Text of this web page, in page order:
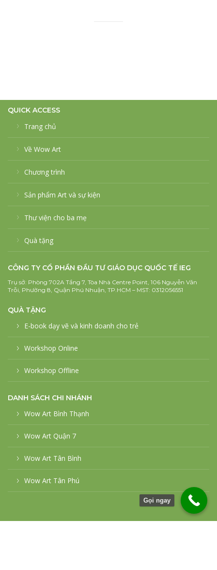
QUICK ACCESS
Trang chủ
Về Wow Art
Chương trình
Sản phẩm Art và sự kiện
Thư viện cho ba mẹ
Quà tặng
CÔNG TY CỔ PHẦN ĐẦU TƯ GIÁO DỤC QUỐC TẾ IEG
Trụ sở: Phòng 702A Tầng 7, Tòa Nhà Centre Point, 106 Nguyễn Văn
Trỗi, Phường 8, Quận Phú Nhuận, TP.HCM – MST: 0312056551
QUÀ TẶNG
E-book dạy vẽ và kinh doanh cho trẻ
Workshop Online
Workshop Offline
DANH SÁCH CHI NHÁNH
Wow Art Bình Thạnh
Wow Art Quận 7
Wow Art Tân Bình
Wow Art Tân Phú
Gọi ngay